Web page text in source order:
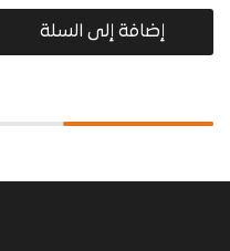
إضافة إلى السلة